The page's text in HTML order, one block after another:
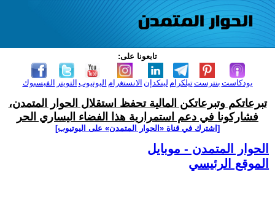
تابعونا على:
الفيسبوك التويتر اليوتيوب الانستغرام لينكدإن تيلكرامبنترست بودكاست
تبرعاتكم وتبرعاتكن المالية تحفظ استقلال الحوار المتمدن،
فشاركونا في دعم استمرارية هذا الفضاء اليساري الحر
[اشترك في قناة ‫«الحوار المتمدن» على اليوتيوب]
الحوار المتمدن - موبايل
الموقع الرئيسي